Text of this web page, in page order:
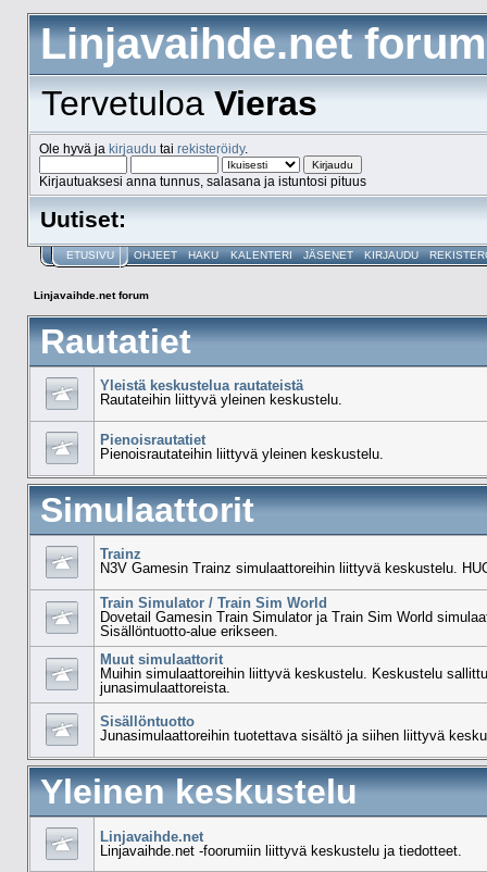
Linjavaihde.net forum
TervetuloaVieras
Ole hyvä ja kirjaudu tai rekisteröidy.
Kirjautuaksesi anna tunnus, salasana ja istuntosi pituus
Uutiset:
ETUSIVU OHJEET HAKU KALENTERI JÄSENET KIRJAUDU
Linjavaihde.net forum
Rautatiet
Yleistä keskustelua rautateistä
Rautateihin liittyvä yleinen keskustelu.
Pienoisrautatiet
Pienoisrautateihin liittyvä yleinen keskustelu.
Simulaattorit
Trainz
N3V Gamesin Trainz simulaattoreihin liittyvä keskustelu.
Train Simulator / Train Sim World
Dovetail Gamesin Train Simulator ja Train Sim World
Sisällöntuotto-alue erikseen.
Muut simulaattorit
Muihin simulaattoreihin liittyvä keskustelu. Keskustelu
junasimulaattoreista.
Sisällöntuotto
Junasimulaattoreihin tuotettava sisältö ja siihen liittyvä
Yleinen keskustelu
Linjavaihde.net
Linjavaihde.net -foorumiin liittyvä keskustelu ja tiedotteet.